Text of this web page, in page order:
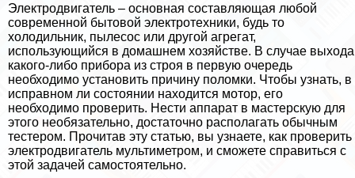
Электродвигатель – основная составляющая любой
современной бытовой электротехники, будь то
холодильник, пылесос или другой агрегат,
использующийся в домашнем хозяйстве. В случае выхода
какого-либо прибора из строя в первую очередь
необходимо установить причину поломки. Чтобы узнать, в
исправном ли состоянии находится мотор, его
необходимо проверить. Нести аппарат в мастерскую для
этого необязательно, достаточно располагать обычным
тестером. Прочитав эту статью, вы узнаете, как проверить
электродвигатель мультиметром, и сможете справиться с
этой задачей самостоятельно.